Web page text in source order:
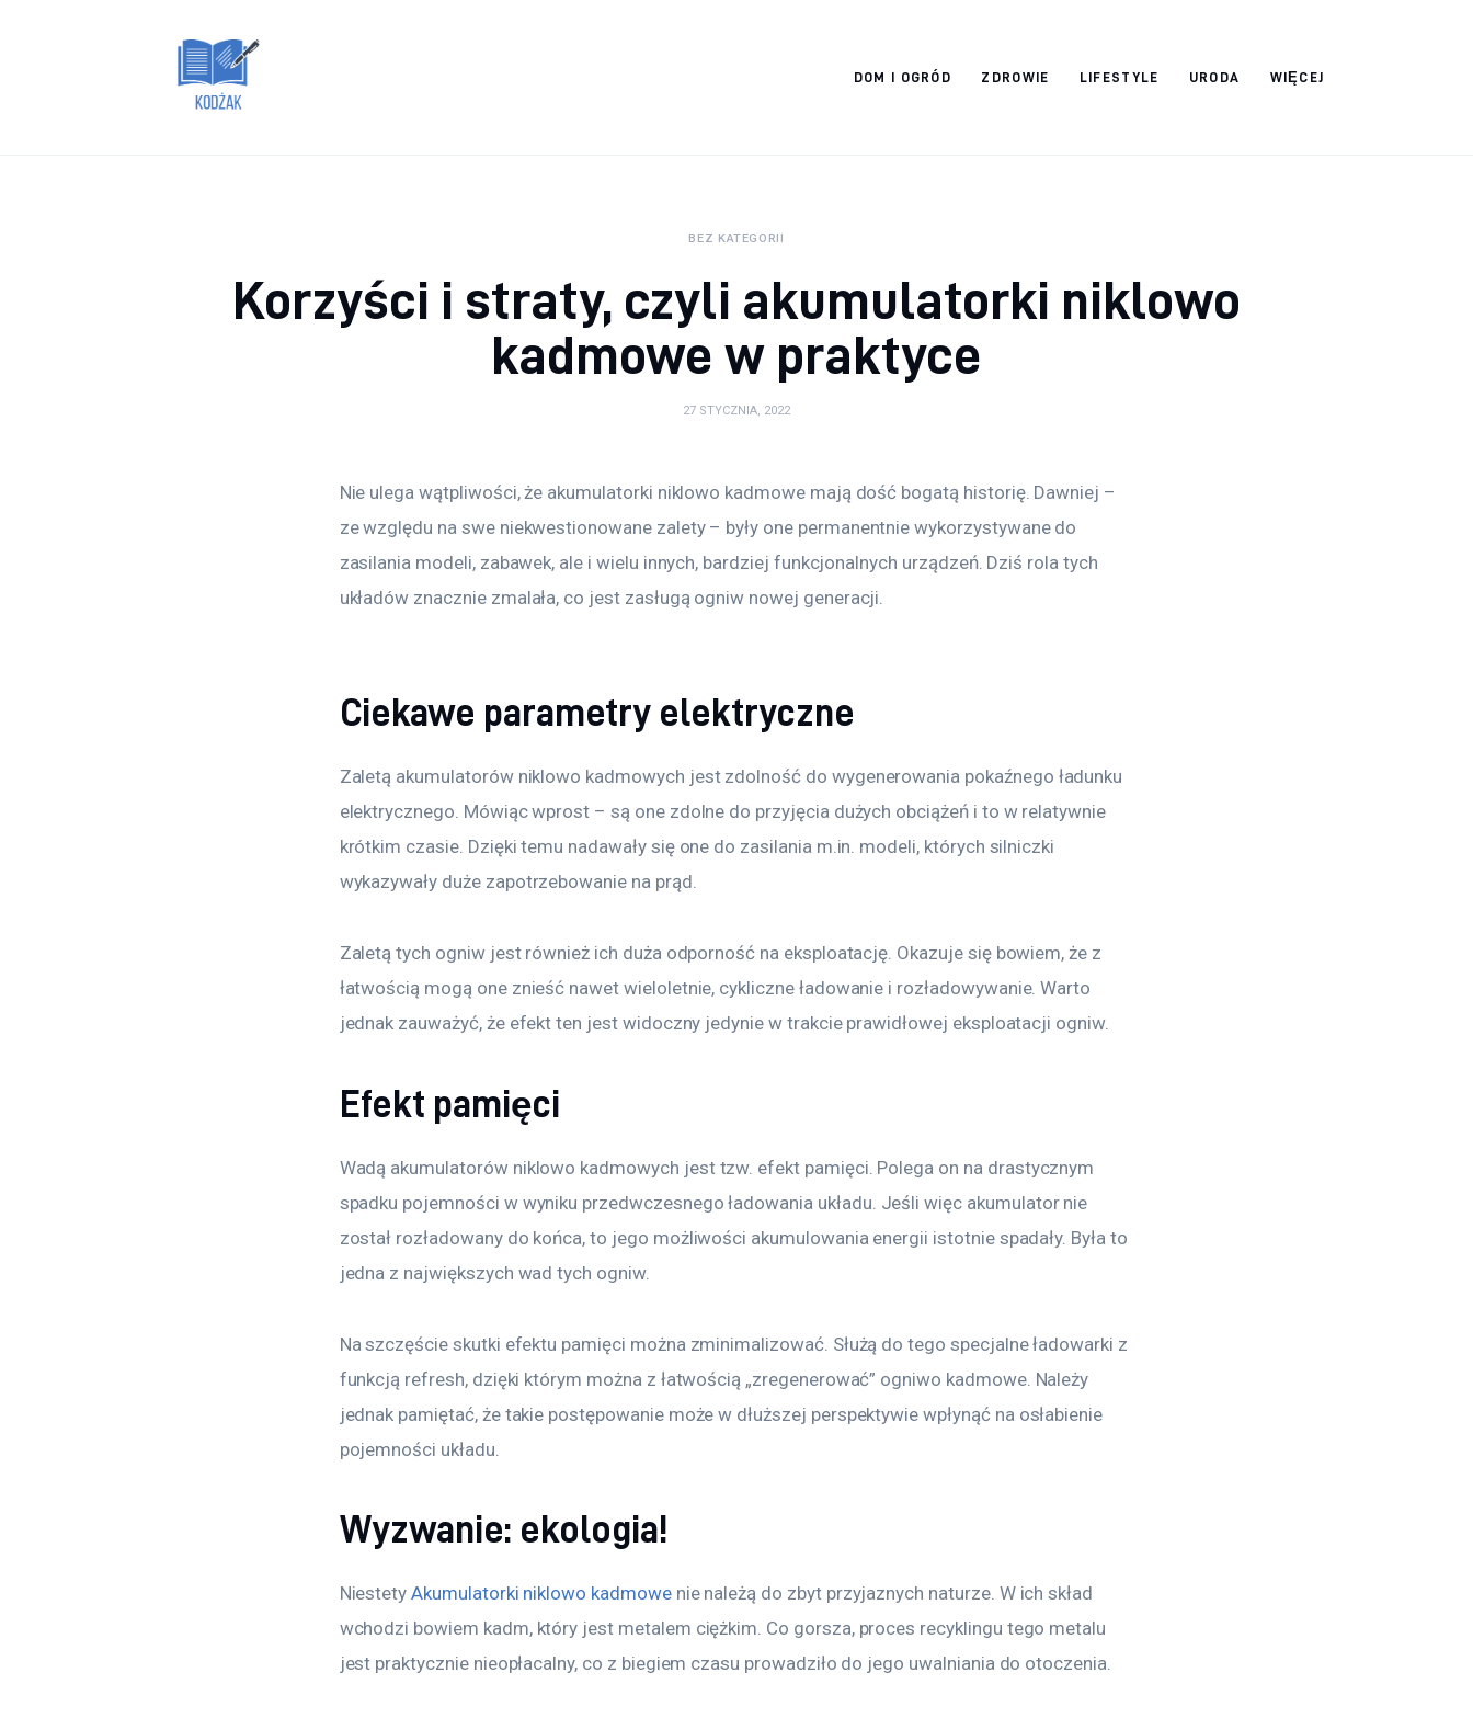
DOM I OGRÓD ZDROWIE LIFESTYLE URODA WIĘCEJ
BEZ KATEGORII
Korzyści i straty, czyli akumulatorki niklowo
kadmowe w praktyce
27 STYCZNIA, 2022
Nie ulega wątpliwości, że akumulatorki niklowo kadmowe mają dość bogatą historię. Dawniej –
ze względu na swe niekwestionowane zalety – były one permanentnie wykorzystywane do
zasilania modeli, zabawek, ale i wielu innych, bardziej funkcjonalnych urządzeń. Dziś rola tych
układów znacznie zmalała, co jest zasługą ogniw nowej generacji.
Ciekawe parametry elektryczne
Zaletą akumulatorów niklowo kadmowych jest zdolność do wygenerowania pokaźnego ładunku
elektrycznego. Mówiąc wprost – są one zdolne do przyjęcia dużych obciążeń i to w relatywnie
krótkim czasie. Dzięki temu nadawały się one do zasilania m.in. modeli, których silniczki
wykazywały duże zapotrzebowanie na prąd.
Zaletą tych ogniw jest również ich duża odporność na eksploatację. Okazuje się bowiem, że z
łatwością mogą one znieść nawet wieloletnie, cykliczne ładowanie i rozładowywanie. Warto
jednak zauważyć, że efekt ten jest widoczny jedynie w trakcie prawidłowej eksploatacji ogniw.
Efekt pamięci
Wadą akumulatorów niklowo kadmowych jest tzw. efekt pamięci. Polega on na drastycznym
spadku pojemności w wyniku przedwczesnego ładowania układu. Jeśli więc akumulator nie
został rozładowany do końca, to jego możliwości akumulowania energii istotnie spadały. Była to
jedna z największych wad tych ogniw.
Na szczęście skutki efektu pamięci można zminimalizować. Służą do tego specjalne ładowarki z
funkcją refresh, dzięki którym można z łatwością „zregenerować” ogniwo kadmowe. Należy
jednak pamiętać, że takie postępowanie może w dłuższej perspektywie wpłynąć na osłabienie
pojemności układu.
Wyzwanie: ekologia!
Niestety Akumulatorki niklowo kadmowe nie należą do zbyt przyjaznych naturze. W ich skład
wchodzi bowiem kadm, który jest metalem ciężkim. Co gorsza, proces recyklingu tego metalu
jest praktycznie nieopłacalny, co z biegiem czasu prowadziło do jego uwalniania do otoczenia.